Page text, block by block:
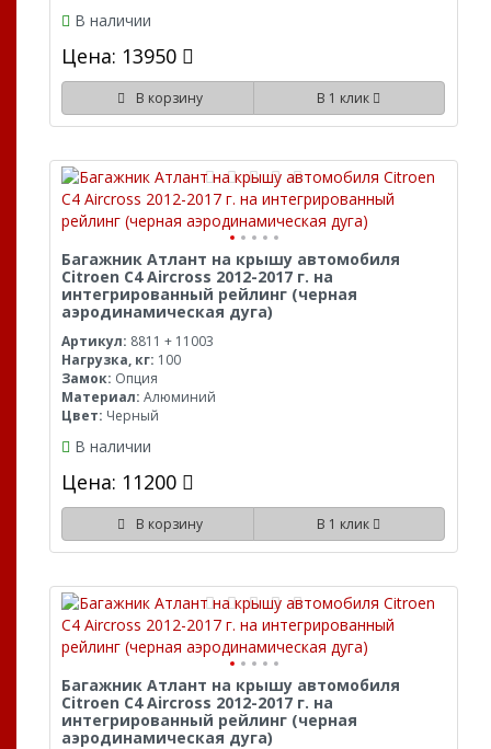
В наличии
Цена: 13950
В корзину В 1 клик
Багажник Атлант на крышу автомобиля
Citroen C4 Aircross 2012-2017 г. на
интегрированный рейлинг (черная
аэродинамическая дуга)
Артикул: 8811 + 11003
Нагрузка, кг: 100
Замок: Опция
Материал: Алюминий
Цвет: Черный
В наличии
Цена: 11200
В корзину В 1 клик
Багажник Атлант на крышу автомобиля
Citroen C4 Aircross 2012-2017 г. на
интегрированный рейлинг (черная
аэродинамическая дуга)